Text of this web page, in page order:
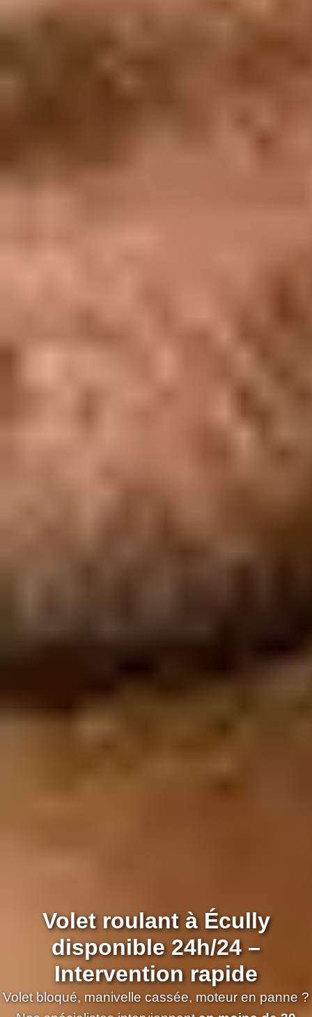
Volet roulant à Écully
disponible 24h/24 –
Intervention rapide
Volet bloqué, manivelle cassée, moteur en panne ?